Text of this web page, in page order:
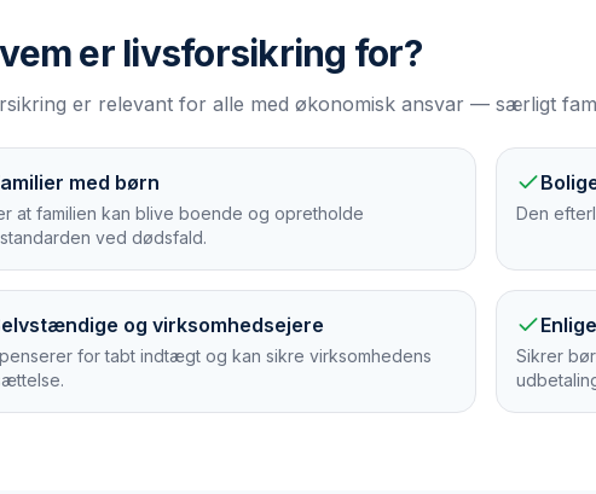
er livsforsikring for?
er relevant for alle med økonomisk ansvar — særligt
med børn
at familien kan blive boende og opretholde
ved dødsfald.
Den
og virksomhedsejere
for tabt indtægt og kan sikre virksomhedens
Sikrer